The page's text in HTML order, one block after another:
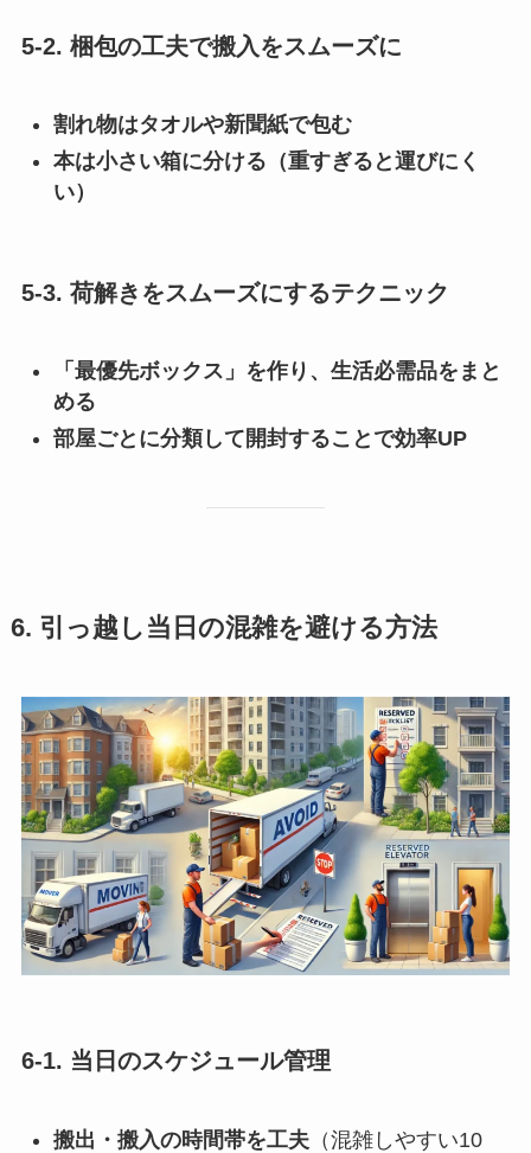
5-2. 梱包の工夫で搬入をスムーズに
割れ物はタオルや新聞紙で包む
本は小さい箱に分ける（重すぎると運びにく
い）
5-3. 荷解きをスムーズにするテクニック
「最優先ボックス」を作り、生活必需品をまと
める
部屋ごとに分類して開封することで効率UP
6. 引っ越し当日の混雑を避ける方法
6-1. 当日のスケジュール管理
搬出・搬入の時間帯を工夫（混雑しやすい10